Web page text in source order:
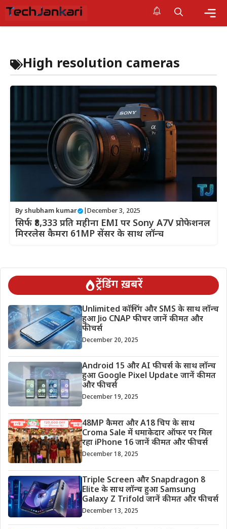
Skip
High resolution cameras
By shubham kumar December 3, 2025
सिर्फ ₹8,333 प्रति महीना EMI पर Sony A7V प्रोफेशनल
मिररलेस कैमरा 61MP सेंसर के साथ लॉन्च
ट्रेंडिंग ख़बरें
Unlimited कॉलिंग और SMS के साथ लॉन्च
हुआ Jio CNAP फीचर जानें कीमत और
फीचर्स
December 20, 2025
Android 15 और AI फीचर्स के साथ लॉन्च
हुआ Google Pixel Update जानें कीमत
और फीचर्स
December 19, 2025
48MP कैमरा और A18 चिप के साथ
Croma Sale में धमाकेदार ऑफर पर मिल
रहा iPhone 16 जानें कीमत और फीचर्स
December 18, 2025
Triple Screen और Snapdragon 8
Elite के साथ लॉन्च हुआ Samsung
Galaxy Z Trifold जानें कीमत और फीचर्स
December 13, 2025